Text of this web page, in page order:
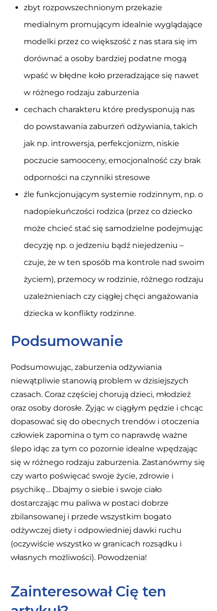
zbyt rozpowszechnionym przekazie
medialnym promującym idealnie wyglądające
modelki przez co większość z nas stara się im
dorównać a osoby bardziej podatne mogą
wpaść w błędne koło przeradzające się nawet
w różnego rodzaju zaburzenia
cechach charakteru które predysponują nas
do powstawania zaburzeń odżywiania, takich
jak np. introwersja, perfekcjonizm, niskie
poczucie samooceny, emocjonalność czy brak
odporności na czynniki stresowe
źle funkcjonującym systemie rodzinnym, np. o
nadopiekuńczości rodzica (przez co dziecko
może chcieć stać się samodzielne podejmując
decyzję np. o jedzeniu bądź niejedzeniu –
czuje, że w ten sposób ma kontrole nad swoim
życiem), przemocy w rodzinie, różnego rodzaju
uzależnieniach czy ciągłej chęci angażowania
dziecka w konflikty rodzinne.
Podsumowanie
Podsumowując, zaburzenia odżywiania
niewątpliwie stanowią problem w dzisiejszych
czasach. Coraz częściej chorują dzieci, młodzież
oraz osoby dorosłe. Żyjąc w ciągłym pędzie i chcąc
dopasować się do obecnych trendów i otoczenia
człowiek zapomina o tym co naprawdę ważne
ślepo idąc za tym co pozornie idealne wpędzając
się w różnego rodzaju zaburzenia. Zastanówmy się
czy warto poświęcać swoje życie, zdrowie i
psychikę… Dbajmy o siebie i swoje ciało
dostarczając mu paliwa w postaci dobrze
zbilansowanej i przede wszystkim bogato
odżywczej diety i odpowiedniej dawki ruchu
(oczywiście wszystko w granicach rozsądku i
własnych możliwości). Powodzenia!
Zainteresował Cię ten